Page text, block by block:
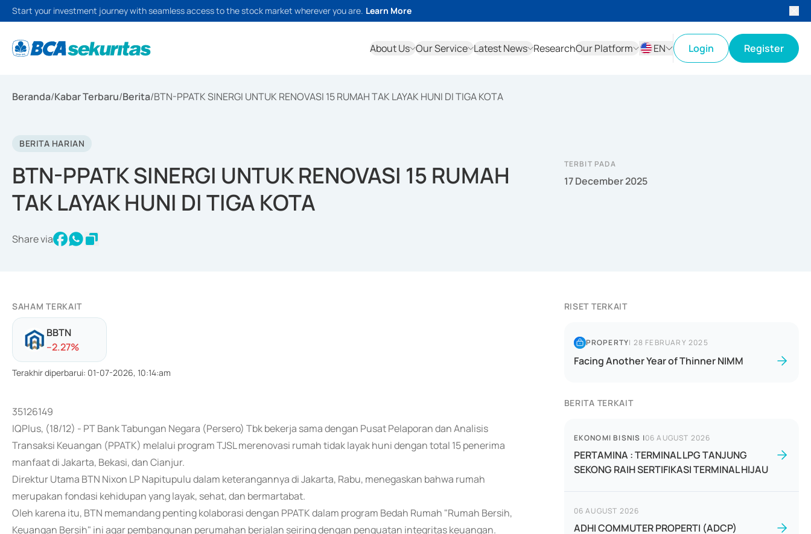
Start your investment journey with seamless access to the stock market wherever you are. Learn More
About Us Our Service Latest News ResearchOur Platform
EN
Login Register
Beranda/Kabar Terbaru/Berita/BTN-PPATK SINERGI UNTUK RENOVASI 15 RUMAH TAK LAYAK HUNI DI TIGA KOTA
BERITA HARIAN
BTN-PPATK SINERGI UNTUK RENOVASI 15 RUMAH
TAK LAYAK HUNI DI TIGA KOTA
Share via
TERBIT PADA
17 December 2025
SAHAM TERKAIT
BBTN
--2.27%
Terakhir diperbarui: 01-07-2026, 10:14:am
35126149
IQPlus, (18/12) - PT Bank Tabungan Negara (Persero) Tbk bekerja sama dengan Pusat Pelaporan dan Analisis
Transaksi Keuangan (PPATK) melalui program TJSL merenovasi rumah tidak layak huni dengan total 15 penerima
manfaat di Jakarta, Bekasi, dan Cianjur.
Direktur Utama BTN Nixon LP Napitupulu dalam keterangannya di Jakarta, Rabu, menegaskan bahwa rumah
merupakan fondasi kehidupan yang layak, sehat, dan bermartabat.
Oleh karena itu, BTN memandang penting kolaborasi dengan PPATK dalam program Bedah Rumah "Rumah Bersih,
Keuangan Bersih" ini agar pembangunan perumahan berjalan seiring dengan penguatan integritas keuangan.
RISET TERKAIT
PROPERTY| 28 FEBRUARY 2025
Facing Another Year of Thinner NIMM
BERITA TERKAIT
EKONOMI BISNIS |06 AUGUST 2026
PERTAMINA : TERMINAL LPG TANJUNG
SEKONG RAIH SERTIFIKASI TERMINAL HIJAU
06 AUGUST 2026
ADHI COMMUTER PROPERTI (ADCP)